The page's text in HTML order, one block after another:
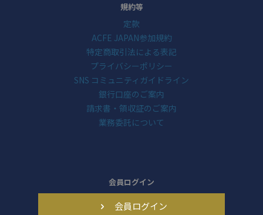
規約等
定款
ACFE JAPAN参加規約
特定商取引法による表記
プライバシーポリシー
SNS コミュニティガイドライン
銀行口座のご案内
請求書・領収証のご案内
業務委託について
会員ログイン
会員ログイン